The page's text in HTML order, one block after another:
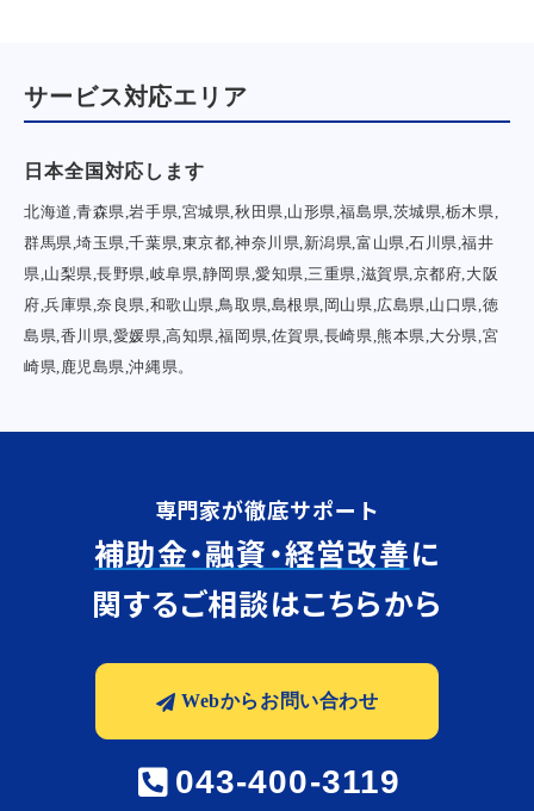
サービス対応エリア
日本全国対応します
北海道,青森県,岩手県,宮城県,秋田県,山形県,福島県,茨城県,栃木県,
群馬県,埼玉県,千葉県,東京都,神奈川県,新潟県,富山県,石川県,福井
県,山梨県,長野県,岐阜県,静岡県,愛知県,三重県,滋賀県,京都府,大阪
府,兵庫県,奈良県,和歌山県,鳥取県,島根県,岡山県,広島県,山口県,徳
島県,香川県,愛媛県,高知県,福岡県,佐賀県,長崎県,熊本県,大分県,宮
崎県,鹿児島県,沖縄県。
専門家が徹底サポート
補助金・融資・経営改善に
関するご相談はこちらから
Webからお問い合わせ
043-400-3119